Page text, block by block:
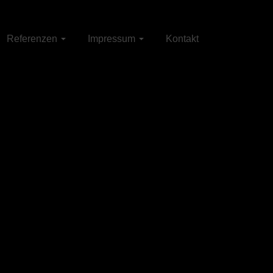
Referenzen Impressum Kontakt